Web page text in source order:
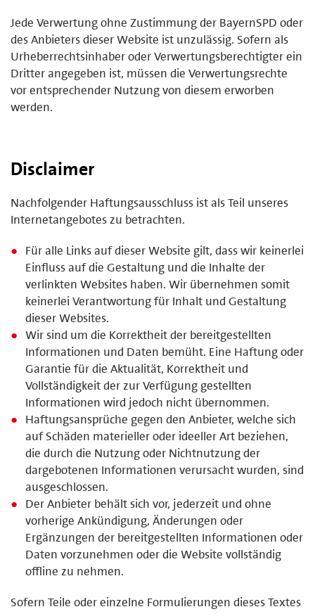
Jede Verwertung ohne Zustimmung der BayernSPD oder
des Anbieters dieser Website ist unzulässig. Sofern als
Urheberrechtsinhaber oder Verwertungsberechtigter ein
Dritter angegeben ist, müssen die Verwertungsrechte
vor entsprechender Nutzung von diesem erworben
werden.
Disclaimer
Nachfolgender Haftungsausschluss ist als Teil unseres
Internetangebotes zu betrachten.
Für alle Links auf dieser Website gilt, dass wir keinerlei
Einfluss auf die Gestaltung und die Inhalte der
verlinkten Websites haben. Wir übernehmen somit
keinerlei Verantwortung für Inhalt und Gestaltung
dieser Websites.
Wir sind um die Korrektheit der bereitgestellten
Informationen und Daten bemüht. Eine Haftung oder
Garantie für die Aktualität, Korrektheit und
Vollständigkeit der zur Verfügung gestellten
Informationen wird jedoch nicht übernommen.
Haftungsansprüche gegen den Anbieter, welche sich
auf Schäden materieller oder ideeller Art beziehen,
die durch die Nutzung oder Nichtnutzung der
dargebotenen Informationen verursacht wurden, sind
ausgeschlossen.
Der Anbieter behält sich vor, jederzeit und ohne
vorherige Ankündigung, Änderungen oder
Ergänzungen der bereitgestellten Informationen oder
Daten vorzunehmen oder die Website vollständig
offline zu nehmen.
Sofern Teile oder einzelne Formulierungen dieses Textes